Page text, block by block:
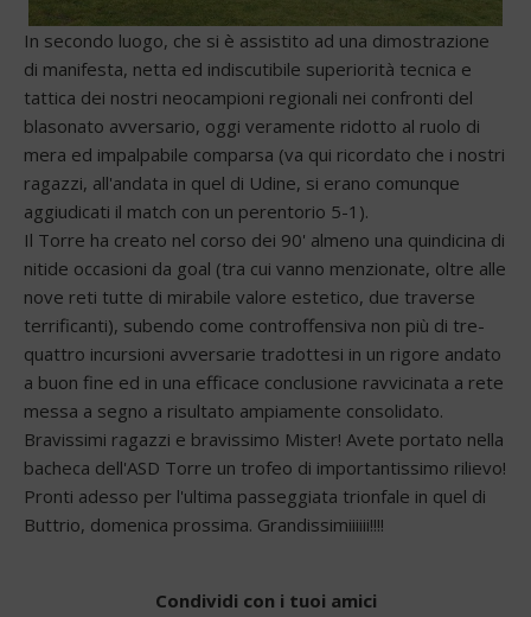
In secondo luogo, che si è assistito ad una dimostrazione
di manifesta, netta ed indiscutibile superiorità tecnica e
tattica dei nostri neocampioni regionali nei confronti del
blasonato avversario, oggi veramente ridotto al ruolo di
mera ed impalpabile comparsa (va qui ricordato che i nostri
ragazzi, all'andata in quel di Udine, si erano comunque
aggiudicati il match con un perentorio 5-1).
Il Torre ha creato nel corso dei 90' almeno una quindicina di
nitide occasioni da goal (tra cui vanno menzionate, oltre alle
nove reti tutte di mirabile valore estetico, due traverse
terrificanti), subendo come controffensiva non più di tre-
quattro incursioni avversarie tradottesi in un rigore andato
a buon fine ed in una efficace conclusione ravvicinata a rete
messa a segno a risultato ampiamente consolidato.
Bravissimi ragazzi e bravissimo Mister! Avete portato nella
bacheca dell'ASD Torre un trofeo di importantissimo rilievo!
Pronti adesso per l'ultima passeggiata trionfale in quel di
Buttrio, domenica prossima. Grandissimiiiiii!!!!
Condividi con i tuoi amici